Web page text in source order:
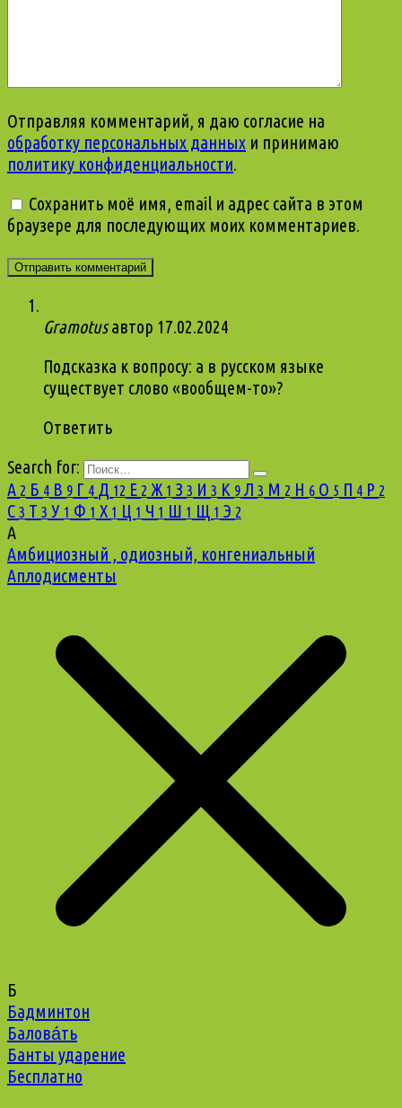
Отправляя комментарий, я даю согласие на
обработку персональных данных и принимаю
политику конфиденциальности.
Сохранить моё имя, email и адрес сайта в этом
браузере для последующих моих комментариев.
Gramotus автор 17.02.2024
Подсказка к вопросу: а в русском языке
существует слово «вообщем-то»?
Ответить
Search for:
А 2 Б 4 В 9 Г 4 Д 12 Е 2 Ж 1 З 3 И 3 К 9 Л 3 М 2 Н 6 О 5 П 4 Р 2
С 3 Т 3 У 1 Ф 1 Х 1 Ц 1 Ч 1 Ш 1 Щ 1 Э 2
А
Амбициозный , одиозный, конгениальный
Аплодисменты
Б
Бадминтон
Балова́ть
Банты ударение
Бесплатно